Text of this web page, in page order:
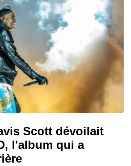
Scott dévoilait
l'album qui a